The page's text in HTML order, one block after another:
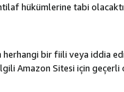
hükümlerine tabi
bir fiili veya iddia
Amazon Sitesi için geçerli